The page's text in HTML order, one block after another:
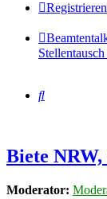
Registrieren
Suche
Biete
Moderator: